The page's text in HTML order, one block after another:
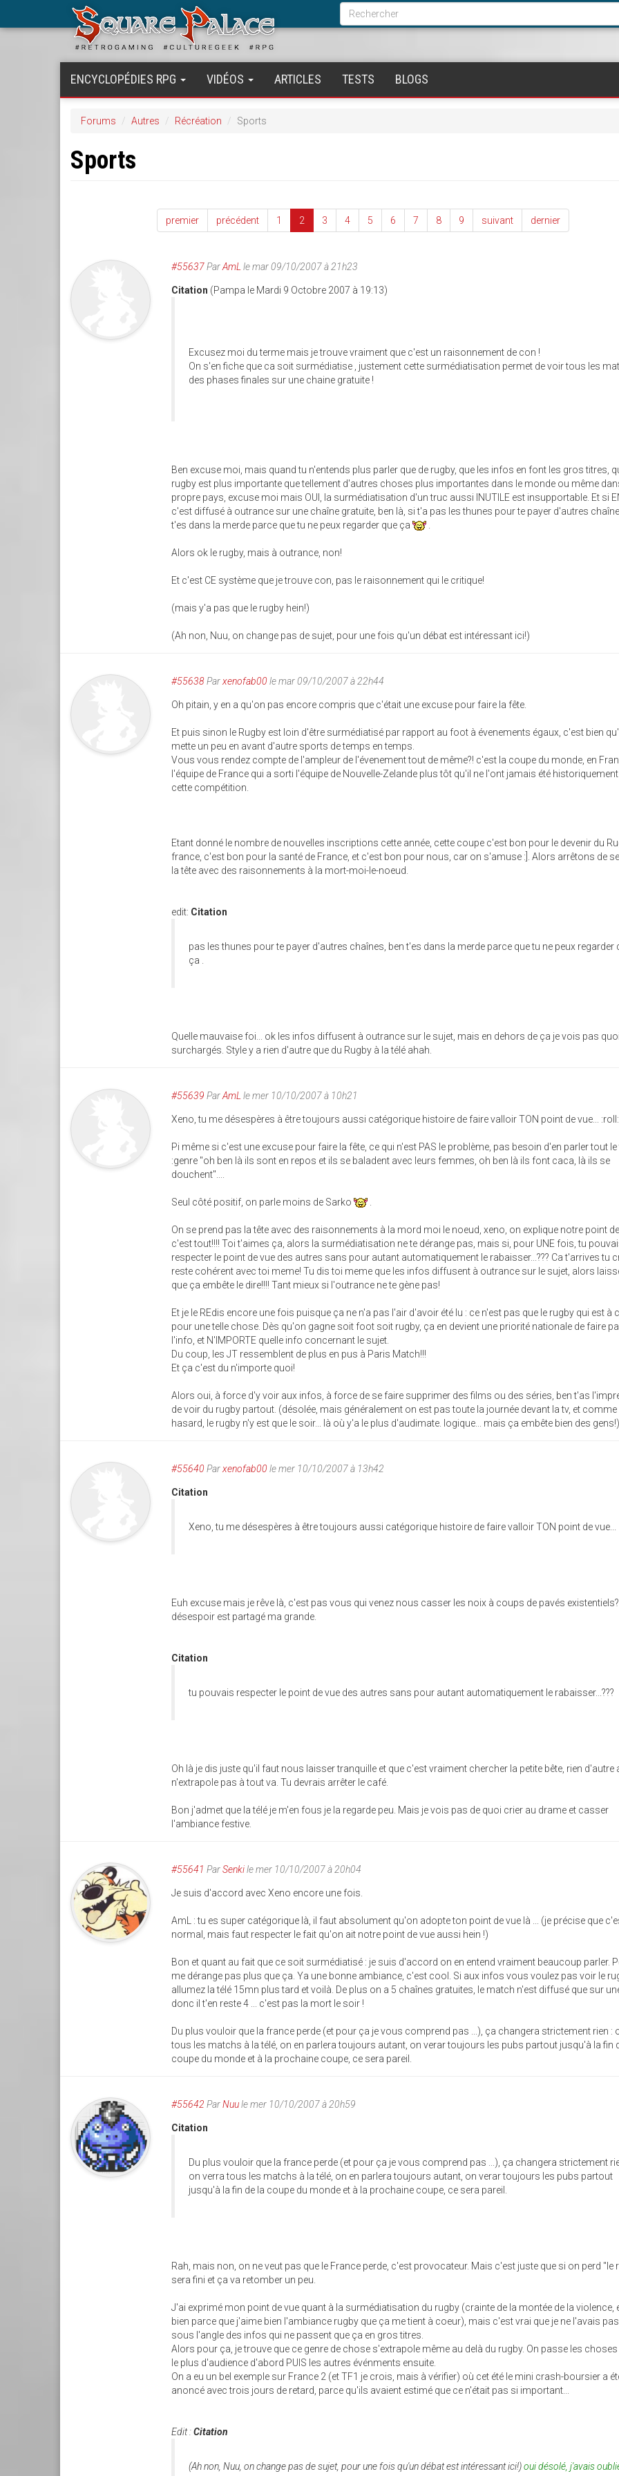
Formulaire
de
recherche
Rechercher
ENCYCLOPÉDIES RPG VIDÉOS ARTICLES TESTS BLOGS
Forums Autres Récréation Sports
Sports
premier précédent 1 2 3 4 5 6 7 8 9 suivant dernier
#55637ParAmL le mar 09/10/2007 à 21h23
Citation (Pampa le Mardi 9 Octobre 2007 à 19:13)
Excusez moi du terme mais je trouve vraiment que c'est un raisonnement de con !
On s'en fiche que ca soit surmédiatise , justement cette surmédiatisation permet de voir tous les
des phases finales sur une chaine gratuite !
Ben excuse moi, mais quand tu n'entends plus parler que de rugby, que les infos en font les gros titres,
rugby est plus importante que tellement d'autres choses plus importantes dans le monde ou même
propre pays, excuse moi mais OUI, la surmédiatisation d'un truc aussi INUTILE est insupportable. Et si
c'est diffusé à outrance sur une chaîne gratuite, ben là, si t'a pas les thunes pour te payer d'autres
t'es dans la merde parce que tu ne peux regarder que ça
Alors ok le rugby, mais à outrance, non!
Et c'est CE système que je trouve con, pas le raisonnement qui le critique!
(mais y'a pas que le rugby hein!)
(Ah non, Nuu, on change pas de sujet, pour une fois qu'un débat est intéressant ici!)
#55638Parxenofab00 le mar 09/10/2007 à 22h44
Oh pitain, y en a qu'on pas encore compris que c'était une excuse pour faire la fête.
Et puis sinon le Rugby est loin d'être surmédiatisé par rapport au foot à évenements égaux, c'est bien
mette un peu en avant d'autre sports de temps en temps.
Vous vous rendez compte de l'ampleur de l'évenement tout de même?! c'est la coupe du monde, en
l'équipe de France qui a sorti l'équipe de Nouvelle-Zelande plus tôt qu'il ne l'ont jamais été
cette compétition.
Etant donné le nombre de nouvelles inscriptions cette année, cette coupe c'est bon pour le devenir du
france, c'est bon pour la santé de France, et c'est bon pour nous, car on s'amuse :]. Alors arrêtons de
la tête avec des raisonnements à la mort-moi-le-noeud.
edit: Citation
pas les thunes pour te payer d'autres chaînes, ben t'es dans la merde parce que tu ne peux regarder
ça .
Quelle mauvaise foi... ok les infos diffusent à outrance sur le sujet, mais en dehors de ça je vois pas
surchargés. Style y a rien d'autre que du Rugby à la télé ahah.
#55639 ParAmL le mer 10/10/2007 à 10h21
Xeno, tu me désespères à être toujours aussi catégorique histoire de faire valloir TON point de vue... :roll:
Pi même si c'est une excuse pour faire la fête, ce qui n'est PAS le problème, pas besoin d'en parler tout
:genre "oh ben là ils sont en repos et ils se baladent avec leurs femmes, oh ben là ils font caca, là ils se
douchent"....
Seul côté positif, on parle moins de Sarko
On se prend pas la tête avec des raisonnements à la mord moi le noeud, xeno, on explique notre point
c'est tout!!!! Toi t'aimes ça, alors la surmédiatisation ne te dérange pas, mais si, pour UNE fois, tu
respecter le point de vue des autres sans pour autant automatiquement le rabaisser...??? Ca t'arrives tu
reste cohérent avec toi meme! Tu dis toi meme que les infos diffusent à outrance sur le sujet, alors
que ça embête le dire!!!! Tant mieux si l'outrance ne te gène pas!
Et je le REdis encore une fois puisque ça ne n'a pas l'air d'avoir été lu : ce n'est pas que le rugby qui est à
pour une telle chose. Dès qu'on gagne soit foot soit rugby, ça en devient une priorité nationale de faire
l'info, et N'IMPORTE quelle info concernant le sujet.
Du coup, les JT ressemblent de plus en pus à Paris Match!!!
Et ça c'est du n'importe quoi!
Alors oui, à force d'y voir aux infos, à force de se faire supprimer des films ou des séries, ben t'as
de voir du rugby partout. (désolée, mais généralement on est pas toute la journée devant la tv, et comme
hasard, le rugby n'y est que le soir... là où y'a le plus d'audimate. logique... mais ça embête bien des gens!)
#55640 Parxenofab00 le mer 10/10/2007 à 13h42
Citation
Xeno, tu me désespères à être toujours aussi catégorique histoire de faire valloir TON point de vue...
Euh excuse mais je rêve là, c'est pas vous qui venez nous casser les noix à coups de pavés
désespoir est partagé ma grande.
Citation
tu pouvais respecter le point de vue des autres sans pour autant automatiquement le rabaisser...???
Oh là je dis juste qu'il faut nous laisser tranquille et que c'est vraiment chercher la petite bête, rien d'autre
n'extrapole pas à tout va. Tu devrais arrêter le café.
Bon j'admet que la télé je m'en fous je la regarde peu. Mais je vois pas de quoi crier au drame et casser
l'ambiance festive.
#55641 ParSenkile mer 10/10/2007 à 20h04
Je suis d'accord avec Xeno encore une fois.
AmL : tu es super catégorique là, il faut absolument qu'on adopte ton point de vue là ... (je précise que
normal, mais faut respecter le fait qu'on ait notre point de vue aussi hein !)
Bon et quant au fait que ce soit surmédiatisé : je suis d'accord on en entend vraiment beaucoup parler.
me dérange pas plus que ça. Ya une bonne ambiance, c'est cool. Si aux infos vous voulez pas voir le
allumez la télé 15mn plus tard et voilà. De plus on a 5 chaînes gratuites, le match n'est diffusé que sur
donc il t'en reste 4 ... c'est pas la mort le soir !
Du plus vouloir que la france perde (et pour ça je vous comprend pas ...), ça changera strictement rien :
tous les matchs à la télé, on en parlera toujours autant, on verar toujours les pubs partout jusqu'à la fin
coupe du monde et à la prochaine coupe, ce sera pareil.
#55642 ParNuule mer 10/10/2007 à 20h59
Citation
Du plus vouloir que la france perde (et pour ça je vous comprend pas ...), ça changera strictement
on verra tous les matchs à la télé, on en parlera toujours autant, on verar toujours les pubs partout
jusqu'à la fin de la coupe du monde et à la prochaine coupe, ce sera pareil.
Rah, mais non, on ne veut pas que le France perde, c'est provocateur. Mais c'est juste que si on perd "le
sera fini et ça va retomber un peu.
J'ai exprimé mon point de vue quant à la surmédiatisation du rugby (crainte de la montée de la violence,
bien parce que j'aime bien l'ambiance rugby que ça me tient à coeur), mais c'est vrai que je ne l'avais
sous l'angle des infos qui ne passent que ça en gros titres.
Alors pour ça, je trouve que ce genre de chose s'extrapole même au delà du rugby. On passe les
le plus d'audience d'abord PUIS les autres événments ensuite.
On a eu un bel exemple sur France 2 (et TF1 je crois, mais à vérifier) où cet été le mini crash-boursier a
anoncé avec trois jours de retard, parce qu'ils avaient estimé que ce n'était pas si important...
Edit :Citation
(Ah non, Nuu, on change pas de sujet, pour une fois qu'un débat est intéressant ici!)oui désolé, j'avais